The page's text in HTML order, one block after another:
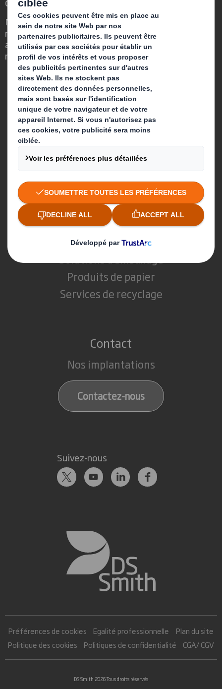
Nous faisons la différence parce que
nous avons su voir en quoi l'emballage
avait un rôle important à jouer dans le
monde qui nous entoure.
Qui sommes-nous ?
A propos
Investisseurs
Développement durable
Actualité
Carrière
Que faisons-nous ?
Produits de papier
Services de recyclage
Contact
Nos implantations
Contactez-nous
Suivez-nous
Préférences de cookies Egalité professionnelle
Plan du site
Politique des cookies
Politiques de confidentialité CGA/ CGV
DS Smith 2026 Tous droits réservés